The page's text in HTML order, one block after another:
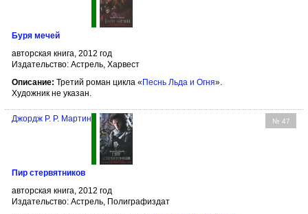
Буря мечей
авторская книга, 2012 год
Издательство: Астрель, Харвест
Описание: Третий роман цикла « Песнь Льда и Огня».
Художник не указан.
№ 47
Джордж Р. Р. Мартин
Пир стервятников
авторская книга, 2012 год
Издательство: Астрель, Полиграфиздат